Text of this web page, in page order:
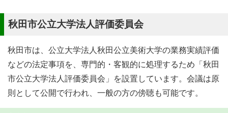
秋田市公立大学法人評価委員会
秋田市は、公立大学法人秋田公立美術大学の業務実績評価
などの法定事項を、専門的・客観的に処理するため「秋田
市公立大学法人評価委員会」を設置しています。会議は原
則として公開で行われ、一般の方の傍聴も可能です。